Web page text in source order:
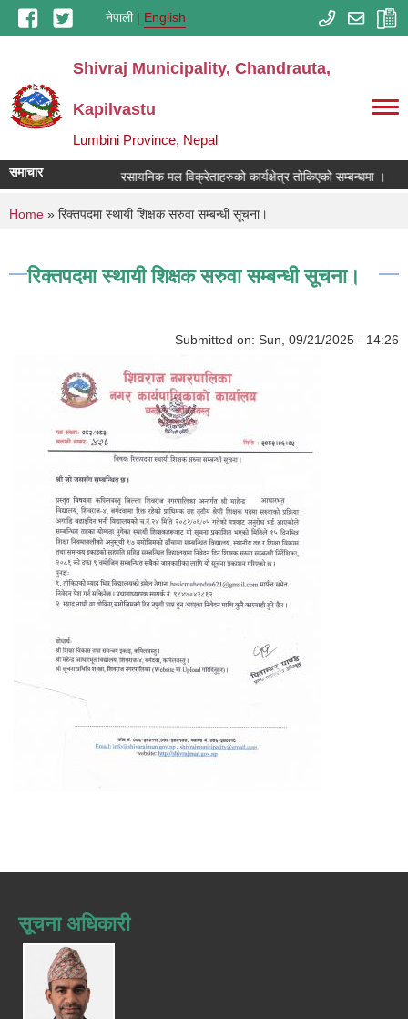
Skip to main contentनेपाली English
Shivraj Municipality, Chandrauta,
Kapilvastu
Lumbini Province, Nepal
समाचार रसायनिक मल विक्रेताहरुको कार्यक्षेत्र तोकिएको सम्बन्धमा ।
You are here
Home » रिक्तपदमा स्थायी शिक्षक सरुवा सम्बन्धी सूचना।
रिक्तपदमा स्थायी शिक्षक सरुवा सम्बन्धी सूचना।
Submitted on: Sun, 09/21/2025 - 14:26
सूचना अधिकारी